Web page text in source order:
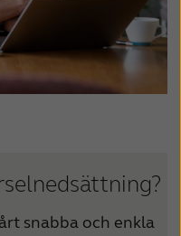
snabba och enkla